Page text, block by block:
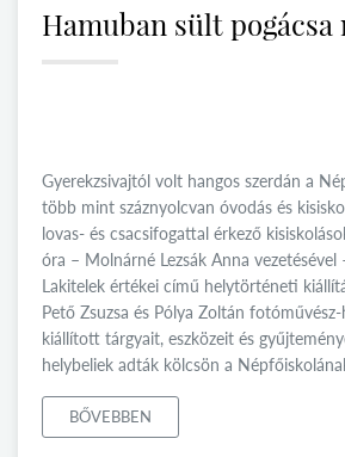
Hamuban sült
Gyerekzsivajtól volt hangos szerdán a
több mint száznyolcvan óvodás és
lovas- és csacsifogattal érkező
óra – Molnárné Lezsák Anna
Lakitelek értékei című helytörténeti
Pető Zsuzsa és Pólya Zoltán
kiállított tárgyait, eszközeit és
helybeliek adták kölcsön a
BŐVEBBEN